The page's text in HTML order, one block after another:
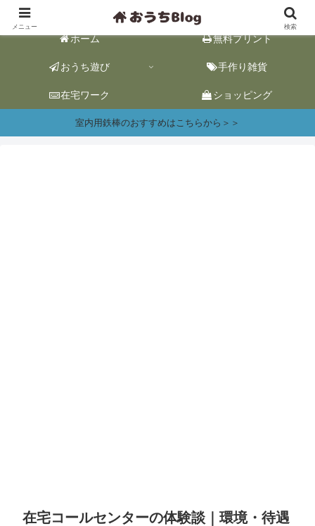
おうち遊び&ワーク情報｜おうち時間をhappyに。
ホーム 無料プリント
おうち遊び 手作り雑貨
在宅ワーク ショッピング
室内用鉄棒のおすすめはこちらから＞＞
在宅コールセンターの体験談｜環境・待遇
メニュー 検索